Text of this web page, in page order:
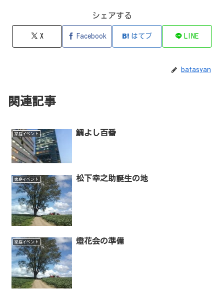
シェアする
X Facebook はてブ LINE
batasyan
関連記事
家庭イベント 鯛よし百番
家庭イベント 松下幸之助誕生の地
家庭イベント 燈花会の準備